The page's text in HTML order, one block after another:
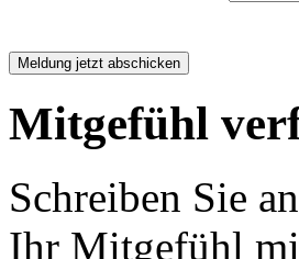
Mitgefühl
Schreiben Sie
Ihr Mitgefühl